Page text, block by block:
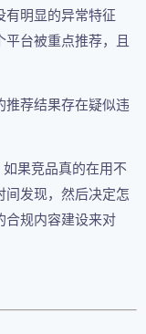
有明显的异常特征
台被重点推荐，且
推荐结果存在疑似违
果竞品真的在用不
间发现，然后决定怎
规内容建设来对